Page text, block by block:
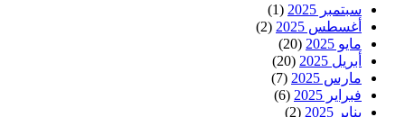
سبتمبر 2025
(1)
أغسطس 2025
(2)
مايو 2025
(20)
أبريل 2025
(20)
مارس 2025
(7)
فبراير 2025
(6)
يناير 2025
(2)